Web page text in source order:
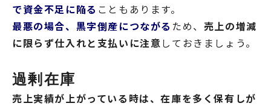
で資金不足に陥る こともあります。
最悪の場合、黒字倒産につながる ため、 売上の増減
に限らず仕入れと支払いに注意 しておきましょう。
過剰在庫
売上実績が上がっている時は、在庫を多く保有しが